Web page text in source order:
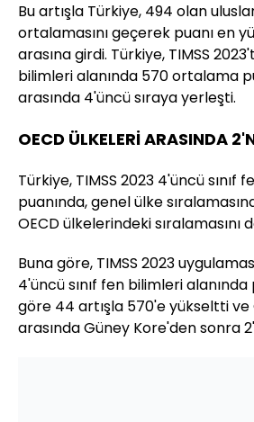
Bu artışla Türkiye, 494 olan
ortalamasını geçerek puanı en
arasına girdi. Türkiye, TIMSS
bilimleri alanında 570 ortalama
arasında 4'üncü sıraya yerleşti.
OECD ÜLKELERİ ARASINDA
Türkiye, TIMSS 2023 4'üncü sınıf
puanında, genel ülke
OECD ülkelerindeki sıralamasını
Buna göre, TIMSS 2023
4'üncü sınıf fen bilimleri alanında
göre 44 artışla 570'e yükseltti ve
arasında Güney Kore'den sonra